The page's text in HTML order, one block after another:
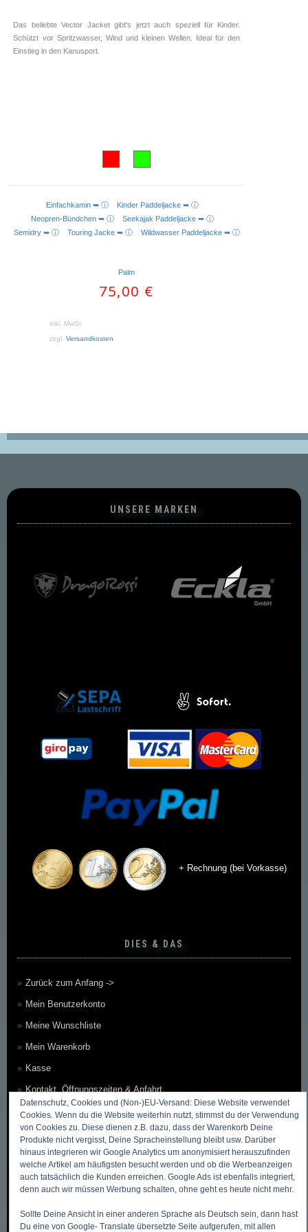
Das beliebte Vector Jacket gibt's jetzt auch speziell für Kinder.
Schützt vor Spritzwasser, Wind und kleinen Wellen. Ideal für den
Einstieg in den Kanusport.
AUSFÜHRUNG WÄHLEN
Einfachkamin ➥ ⓘ Kinder Paddeljacke ➥ ⓘ
Neopren-Bündchen ➥ ⓘSeekajak Paddeljacke ➥ ⓘ
Semidry ➥ ⓘ Touring Jacke ➥ ⓘ Wildwasser Paddeljacke ➥ ⓘ
Palm
75,00 €
inkl. MwSt.
zzgl.Versandkosten
UNSERE MARKEN
+ Rechnung (bei Vorkasse)
DIES & DAS
Zurück zum Anfang ->
Mein Benutzerkonto
Meine Wunschliste
Mein Warenkorb
Kasse
Kontakt, Öffnungszeiten & Anfahrt
Zahlungsmethoden
Versandkosten & Versandarten
Datenschutzbelehrung
Allgemeine Geschäftsbedingungen (AGB)
Impressum
Datenschutz, Cookies und (Non-)EU-Versand: Diese Website verwendet
Cookies. Wenn du die Website weiterhin nutzt, stimmst du der Verwendung
von Cookies zu. Diese dienen z.B. dazu, dass der Warenkorb Deine
Produkte nicht vergisst, Deine Spracheinstellung bleibt usw. Darüber
hinaus integrieren wir Google Analytics um anonymisiert herauszufinden
welche Artikel am häufigsten besucht werden und ob die Werbeanzeigen
auch tatsächlich die Kunden erreichen. Google Ads ist ebenfalls integriert,
denn auch wir müssen Werbung schalten, ohne geht es heute nicht mehr.
Sollte Deine Ansicht in einer anderen Sprache als Deutsch sein, dann hast
Du eine von Google- Translate übersetzte Seite aufgerufen, mit allen